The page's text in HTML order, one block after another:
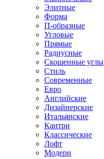
Элитные
Форма
П-образные
Угловые
Прямые
Радиусные
Скошенные углы
Стиль
Современные
Евро
Английские
Дизайнерские
Итальянские
Кантри
Классические
Лофт
Модерн